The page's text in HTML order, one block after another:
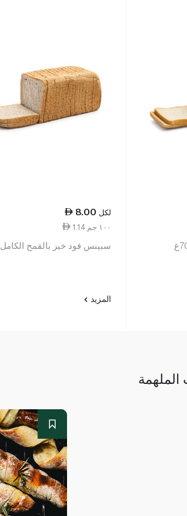
8.00 لكل
1.14 ١٠٠ جم
سبينس فود خبز بالقمح الكامل 700غ
المزيد